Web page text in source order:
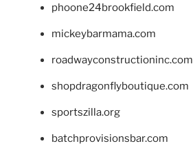
phoone24brookfield.com
mickeybarmama.com
roadwayconstructioninc.com
shopdragonflyboutique.com
sportszilla.org
batchprovisionsbar.com